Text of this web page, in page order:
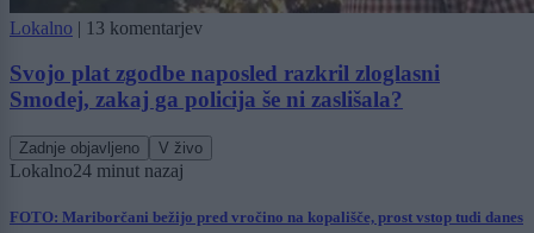
Lokalno | 13 komentarjev
Svojo plat zgodbe naposled razkril zloglasni
Smodej, zakaj ga policija še ni zaslišala?
Zadnje objavljeno V živo
Lokalno24 minut nazaj
FOTO: Mariborčani bežijo pred vročino na kopališče, prost vstop tudi danes